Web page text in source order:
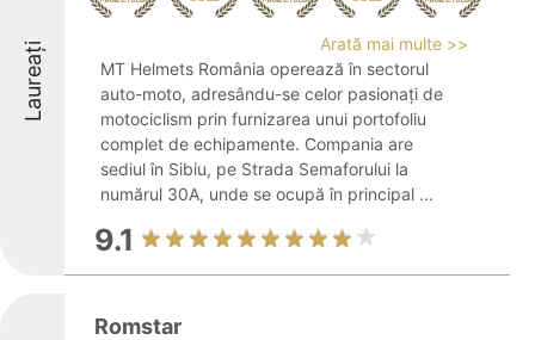
Laureați
Arată mai multe >>
MT Helmets România operează în sectorul
auto-moto, adresându-se celor pasionați de
motociclism prin furnizarea unui portofoliu
complet de echipamente. Compania are
sediul în Sibiu, pe Strada Semaforului la
numărul 30A, unde se ocupă în principal ...
9.1
Romstar